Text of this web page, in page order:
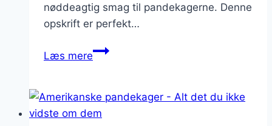
nøddeagtig smag til pandekagerne. Denne
opskrift er perfekt…
Læs mereFrisklavede
havregryn